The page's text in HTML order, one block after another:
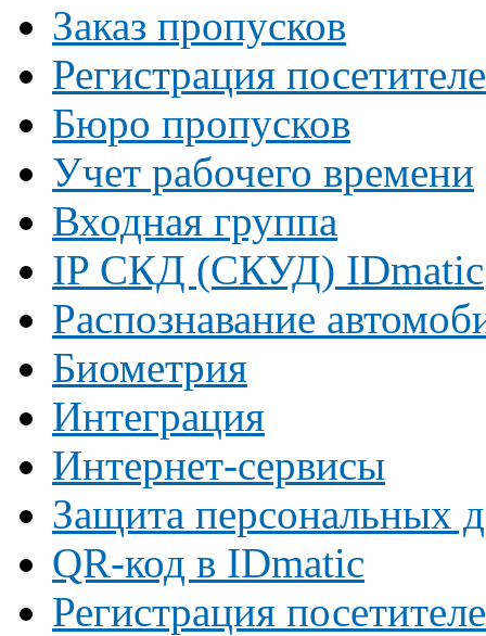
Заказ пропусков
Регистрация
Бюро пропусков
Учет рабочего времени
Входная группа
IP СКД (СКУД) IDmatic
Распознавание
Биометрия
Интеграция
Интернет-сервисы
Защита персональных
QR-код в IDmatic
Регистрация